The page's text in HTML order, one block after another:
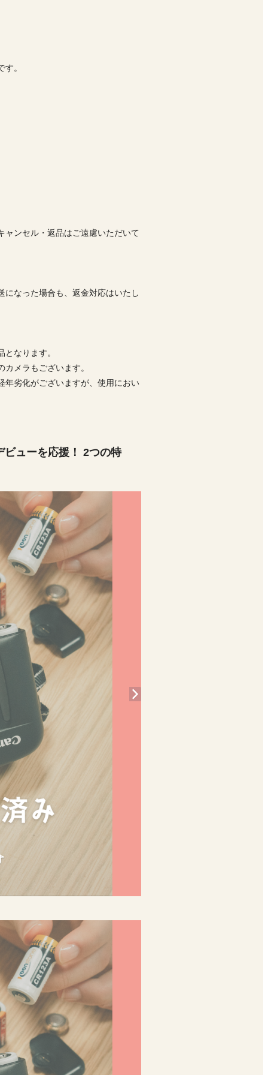
。
ャンセル・返品はご遠慮いただいて
なった場合も、返金対応はいたし
なります。
メラもございます。
年劣化がございますが、使用におい
ビューを応援！ 2つの特